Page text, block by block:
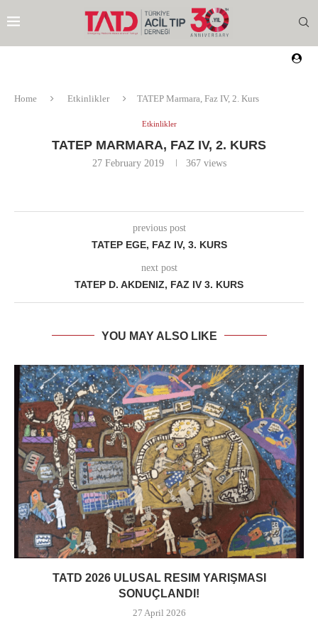
Home Etkinlikler TATEP Marmara, Faz IV, 2. Kurs
Etkinlikler
TATEP MARMARA, FAZ IV, 2. KURS
27 February 2019 367views
previous post
TATEP EGE, FAZ IV, 3. KURS
next post
TATEP D. AKDENIZ, FAZ IV 3. KURS
YOU MAY ALSO LIKE
TATD 2026 ULUSAL RESIM YARIŞMASI
SONUÇLANDI!
27 April 2026